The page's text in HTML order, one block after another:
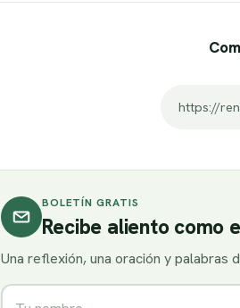
https://
BOLETÍN GRATIS
Recibe aliento como
Una reflexión, una oración y palabras
Nombre